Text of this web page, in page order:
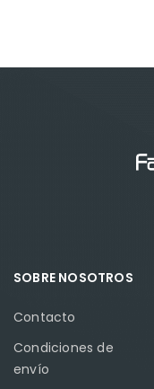
SOBRE NOSOTROS
Contacto
Condiciones de
envío